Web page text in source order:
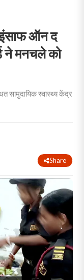
ऑन द
ने मनचले को
सामुदायिक स्वास्थ्य केंद्र
Share